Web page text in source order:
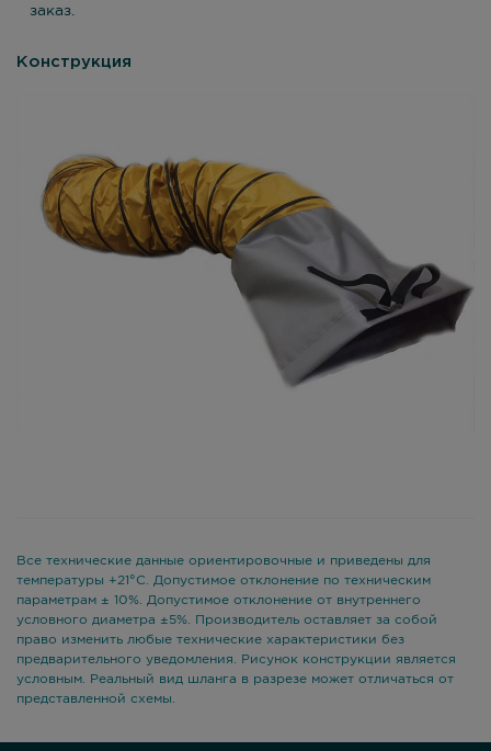
заказ.
Конструкция
Все технические данные ориентировочные и приведены для
температуры +21°С. Допустимое отклонение по техническим
параметрам ± 10%. Допустимое отклонение от внутреннего
условного диаметра ±5%. Производитель оставляет за собой
право изменить любые технические характеристики без
предварительного уведомления. Рисунок конструкции является
условным. Реальный вид шланга в разрезе может отличаться от
представленной схемы.